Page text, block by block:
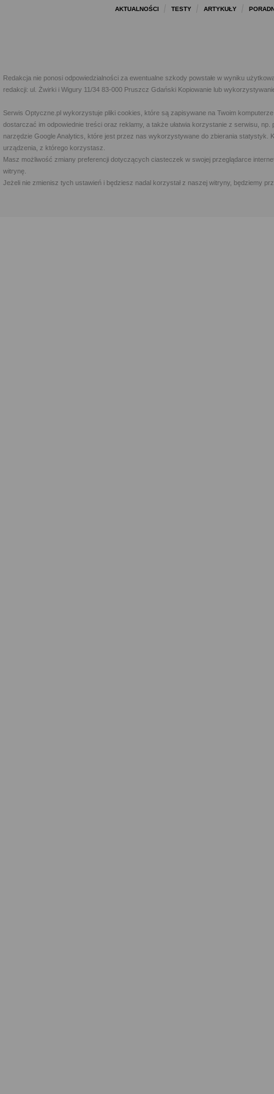
AKTUALNOŚCI TESTY ARTYKUŁY
Redakcja nie ponosi odpowiedzialności za ewentualne szkody powstałe w wyniku
redakcji: ul. Żwirki i Wigury 11/34 83-000 Pruszcz Gdański Kopiowanie lub
Serwis Optyczne.pl wykorzystuje pliki cookies, które są zapisywane na Twoim
dostarczać im odpowiednie treści oraz reklamy, a także ułatwia korzystanie z serwisu,
narzędzie Google Analytics, które jest przez nas wykorzystywane do zbierania statystyk.
urządzenia, z którego korzystasz.
Masz możliwość zmiany preferencji dotyczących ciasteczek w swojej przeglądarce
witrynę.
Jeżeli nie zmienisz tych ustawień i będziesz nadal korzystał z naszej witryny, będziemy